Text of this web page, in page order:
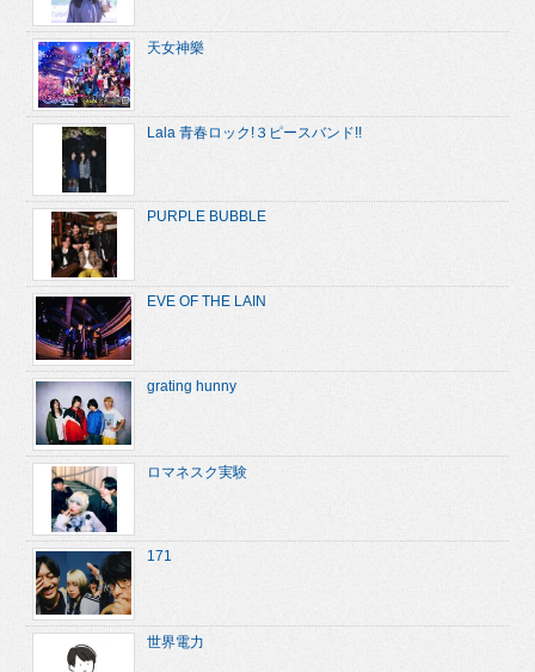
天女神樂
Lala 青春ロック!３ピースバンド!!
PURPLE BUBBLE
EVE OF THE LAIN
grating hunny
ロマネスク実験
171
世界電力